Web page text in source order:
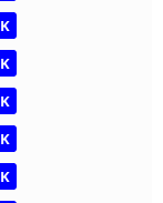
K
K
K
K
K